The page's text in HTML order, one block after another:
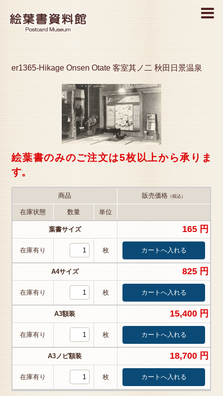
MENU
er1365-Hikage Onsen Otate 客室其ノ二 秋田日景温泉
絵葉書のみのご注文は5枚以上から承りま
す。
商品 販売価格 （税込）
在庫状態 数量 単位
葉書サイズ 165 円
在庫有り 枚
A4サイズ 825 円
在庫有り 枚
A3額装 15,400 円
在庫有り 枚
A3ノビ額装 18,700 円
在庫有り 枚